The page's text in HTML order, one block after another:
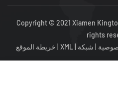
Copyright © 2021 Xiamen
rights
XML